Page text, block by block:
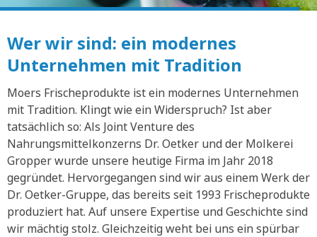
Wer wir sind: ein modernes
Unternehmen mit Tradition
Moers Frischeprodukte ist ein modernes Unternehmen
mit Tradition. Klingt wie ein Widerspruch? Ist aber
tatsächlich so: Als Joint Venture des
Nahrungsmittelkonzerns Dr. Oetker und der Molkerei
Gropper wurde unsere heutige Firma im Jahr 2018
gegründet. Hervorgegangen sind wir aus einem Werk der
Dr. Oetker-Gruppe, das bereits seit 1993 Frischeprodukte
produziert hat. Auf unsere Expertise und Geschichte sind
wir mächtig stolz. Gleichzeitig weht bei uns ein spürbar